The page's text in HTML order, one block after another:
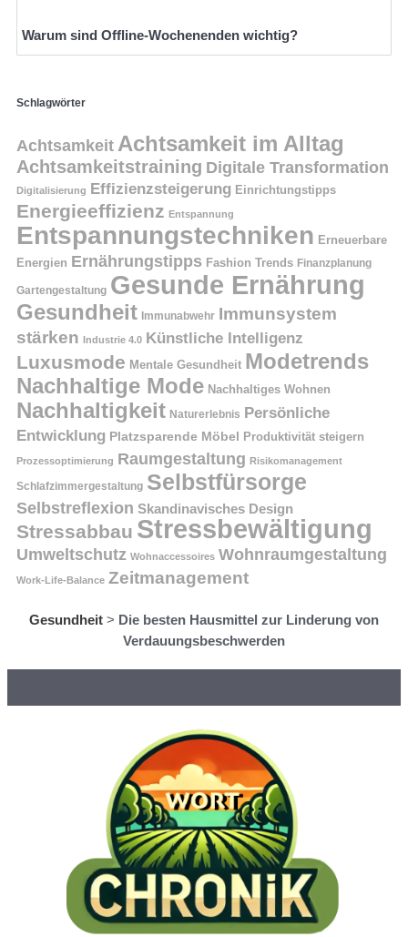
Warum sind Offline-Wochenenden wichtig?
Schlagwörter
Achtsamkeit Achtsamkeit im Alltag
Achtsamkeitstraining Digitale Transformation
Digitalisierung Effizienzsteigerung Einrichtungstipps
Energieeffizienz Entspannung
Entspannungstechniken Erneuerbare
Energien Ernährungstipps Fashion Trends Finanzplanung
Gartengestaltung Gesunde Ernährung
Gesundheit Immunabwehr Immunsystem
stärken Industrie 4.0 Künstliche Intelligenz
Luxusmode Mentale Gesundheit Modetrends
Nachhaltige Mode Nachhaltiges Wohnen
Nachhaltigkeit Naturerlebnis Persönliche
Entwicklung Platzsparende Möbel Produktivität steigern
Prozessoptimierung Raumgestaltung Risikomanagement
Schlafzimmergestaltung Selbstfürsorge
Selbstreflexion Skandinavisches Design
Stressabbau Stressbewältigung
Umweltschutz Wohnaccessoires Wohnraumgestaltung
Work-Life-Balance Zeitmanagement
Gesundheit > Die besten Hausmittel zur Linderung von
Verdauungsbeschwerden